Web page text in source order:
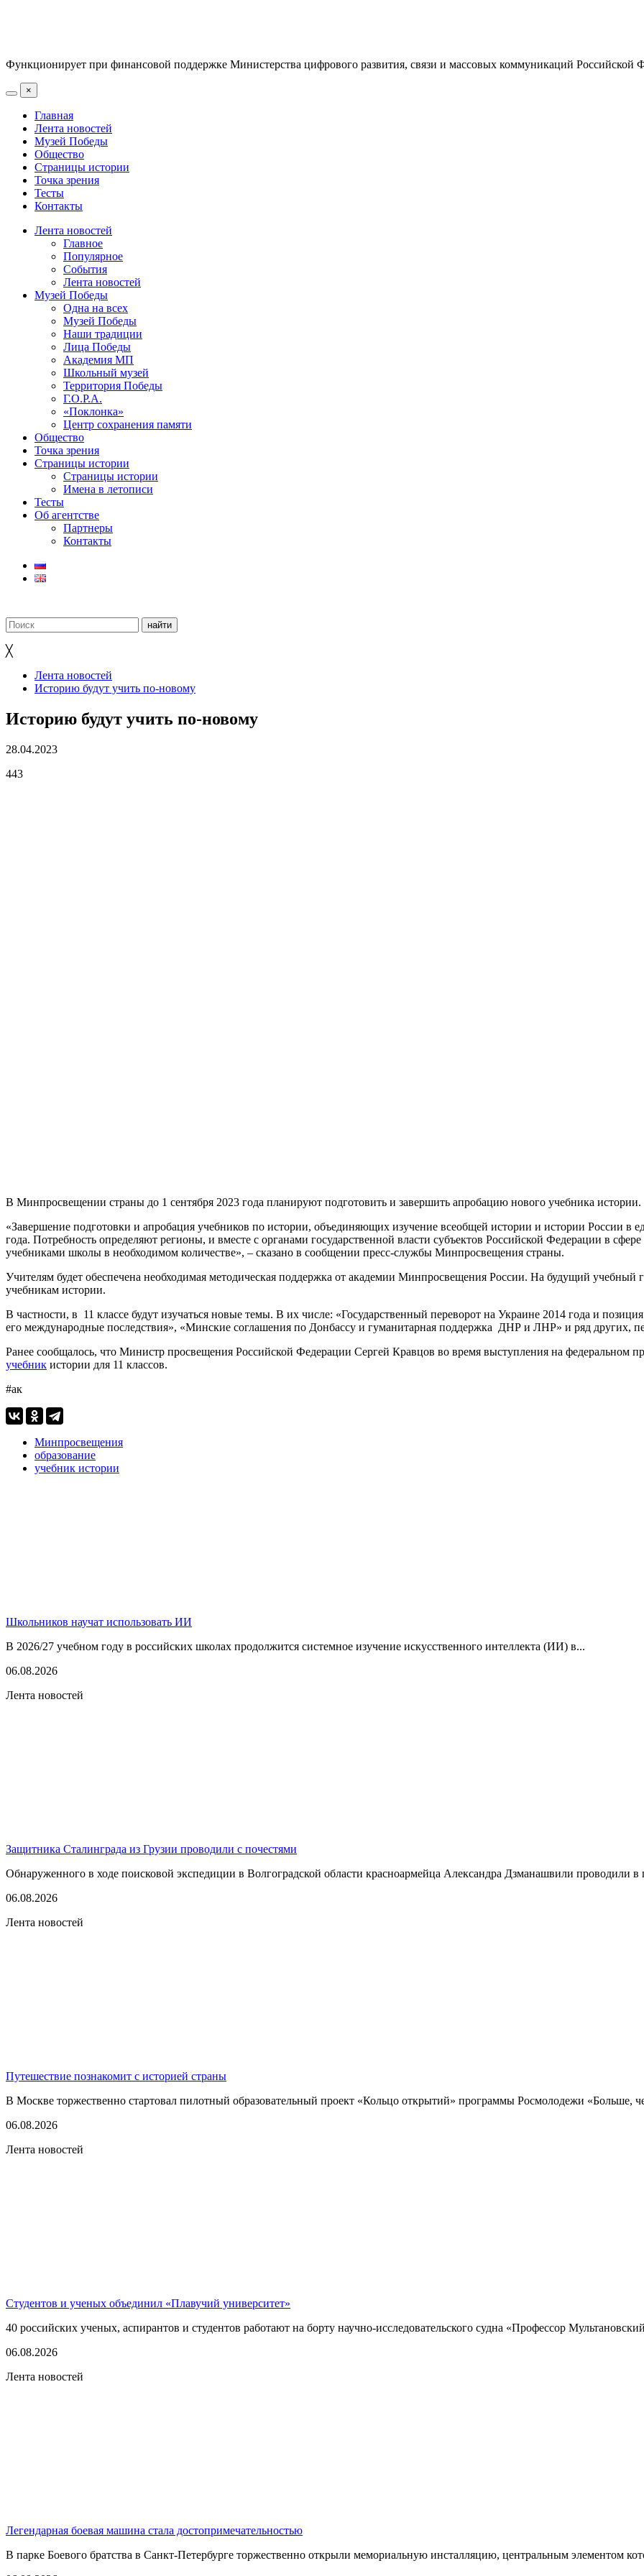
Функционирует при финансовой поддержке Министерства цифрового развития, связи и массовых коммуникаций Российской
×
Главная
Лента новостей
Музей Победы
Общество
Страницы истории
Точка зрения
Тесты
Контакты
Лента новостей
Главное
Популярное
События
Лента новостей
Музей Победы
Одна на всех
Музей Победы
Наши традиции
Лица Победы
Академия МП
Школьный музей
Территория Победы
Г.О.Р.А.
«Поклонка»
Центр сохранения памяти
Общество
Точка зрения
Страницы истории
Страницы истории
Имена в летописи
Тесты
Об агентстве
Партнеры
Контакты
╳
Лента новостей
Историю будут учить по-новому
Историю будут учить по-новому
28.04.2023
443
В Минпросвещении страны до 1 сентября 2023 года планируют подготовить и завершить апробацию нового учебника истории.
«Завершение подготовки и апробация учебников по истории, объединяющих изучение всеобщей истории и истории России в
года. Потребность определяют регионы, и вместе с органами государственной власти субъектов Российской Федерации в
учебниками школы в необходимом количестве», – сказано в сообщении пресс-службы Минпросвещения страны.
Учителям будет обеспечена необходимая методическая поддержка от академии Минпросвещения России. На будущий
учебникам истории.
В частности, в 11 классе будут изучаться новые темы. В их числе: «Государственный переворот на Украине 2014 года и
его международные последствия», «Минские соглашения по Донбассу и гуманитарная поддержка ДНР и ЛНР» и ряд других,
Ранее сообщалось, что Министр просвещения Российской Федерации Сергей Кравцов во время выступления на федеральном
учебник истории для 11 классов.
#ак
Минпросвещения
образование
учебник истории
Школьников научат использовать ИИ
В 2026/27 учебном году в российских школах продолжится системное изучение искусственного интеллекта (ИИ) в...
06.08.2026
Лента новостей
Защитника Сталинграда из Грузии проводили с почестями
Обнаруженного в ходе поисковой экспедиции в Волгоградской области красноармейца Александра Дзманашвили проводили в
06.08.2026
Лента новостей
Путешествие познакомит с историей страны
В Москве торжественно стартовал пилотный образовательный проект «Кольцо открытий» программы Росмолодежи «Больше,
06.08.2026
Лента новостей
Студентов и ученых объединил «Плавучий университет»
40 российских ученых, аспирантов и студентов работают на борту научно-исследовательского судна «Профессор
06.08.2026
Лента новостей
Легендарная боевая машина стала достопримечательностью
В парке Боевого братства в Санкт-Петербурге торжественно открыли мемориальную инсталляцию, центральным элементом